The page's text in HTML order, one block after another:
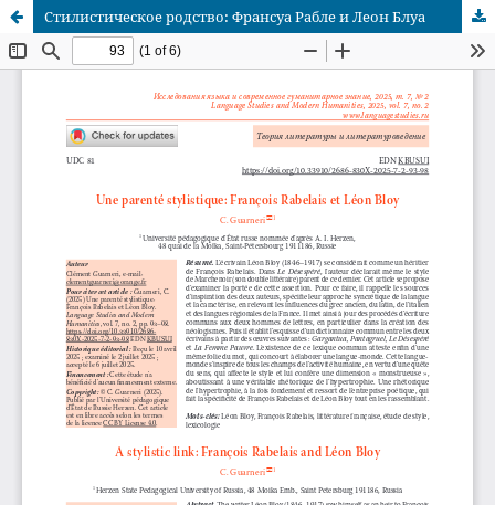
Стилистическое родство: Франсуа Рабле и Леон Блуа